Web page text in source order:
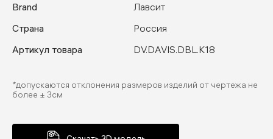
Brand
Лавсит
Страна
Россия
Артикул товара
DV.DAVIS.DBL.K18
*допускаются отклонения размеров изделий от чертежа не
более ± 3см